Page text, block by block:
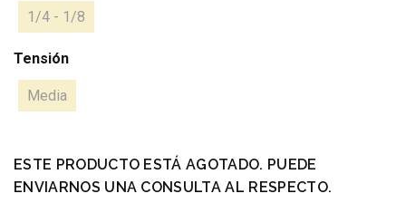
1/4 - 1/8
Tensión
Media
ESTE PRODUCTO ESTÁ AGOTADO. PUEDE
ENVIARNOS UNA CONSULTA AL RESPECTO.